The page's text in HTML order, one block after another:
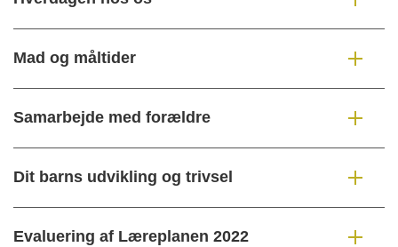
Mad og måltider
Samarbejde med forældre
Dit barns udvikling og trivsel
Evaluering af Læreplanen 2022